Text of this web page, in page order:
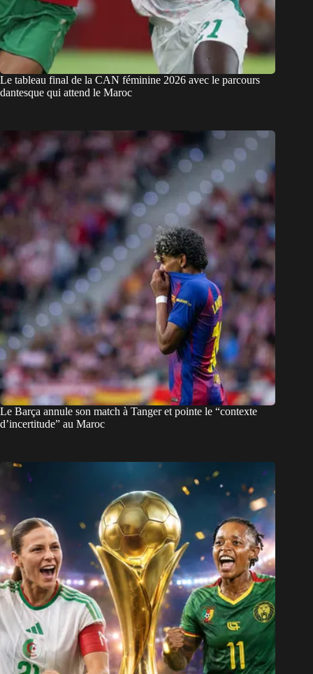
Le tableau final de la CAN féminine 2026 avec le parcours
dantesque qui attend le Maroc
Le Barça annule son match à Tanger et pointe le “contexte
d’incertitude” au Maroc